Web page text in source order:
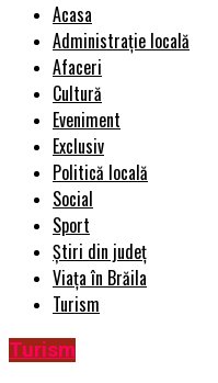
Acasa
Administrație locală
Afaceri
Cultură
Eveniment
Exclusiv
Politică locală
Social
Sport
Știri din județ
Viața în Brăila
Turism
Turism